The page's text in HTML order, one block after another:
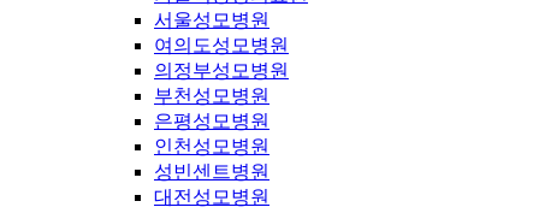
서울성모병원
여의도성모병원
의정부성모병원
부천성모병원
은평성모병원
인천성모병원
성빈센트병원
대전성모병원